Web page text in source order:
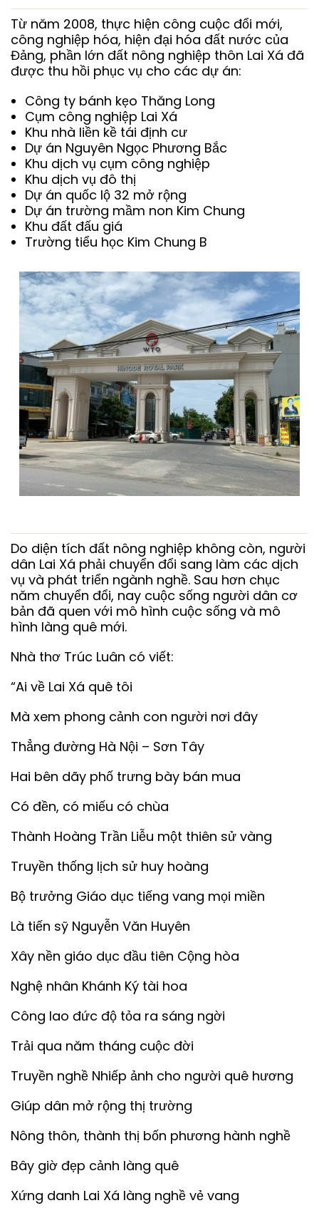
Từ năm 2008, thực hiện công cuộc đổi mới,
công nghiệp hóa, hiện đại hóa đất nước của
Đảng, phần lớn đất nông nghiệp thôn Lai Xá đã
được thu hồi phục vụ cho các dự án:
Công ty bánh kẹo Thăng Long
Cụm công nghiệp Lai Xá
Khu nhà liền kề tái định cư
Dự án Nguyên Ngọc Phương Bắc
Khu dịch vụ cụm công nghiệp
Khu dịch vụ đô thị
Dự án quốc lộ 32 mở rộng
Dự án trường mầm non Kim Chung
Khu đất đấu giá
Trường tiểu học Kim Chung B
Do diện tích đất nông nghiệp không còn, người
dân Lai Xá phải chuyển đổi sang làm các dịch
vụ và phát triển ngành nghề. Sau hơn chục
năm chuyển đổi, nay cuộc sống người dân cơ
bản đã quen với mô hình cuộc sống và mô
hình làng quê mới.
Nhà thơ Trúc Luân có viết:
“Ai về Lai Xá quê tôi
Mà xem phong cảnh con người nơi đây
Thẳng đường Hà Nội – Sơn Tây
Hai bên dãy phố trưng bày bán mua
Có đền, có miếu có chùa
Thành Hoàng Trần Liễu một thiên sử vàng
Truyền thống lịch sử huy hoàng
Bộ trưởng Giáo dục tiếng vang mọi miền
Là tiến sỹ Nguyễn Văn Huyên
Xây nền giáo dục đầu tiên Cộng hòa
Nghệ nhân Khánh Ký tài hoa
Công lao đức độ tỏa ra sáng ngời
Trải qua năm tháng cuộc đời
Truyền nghề Nhiếp ảnh cho người quê hương
Giúp dân mở rộng thị trường
Nông thôn, thành thị bốn phương hành nghề
Bây giờ đẹp cảnh làng quê
Xứng danh Lai Xá làng nghề vẻ vang